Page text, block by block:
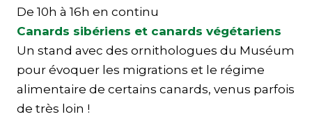
De 10h à 16h en continu
Canards sibériens et canards végétariens
Un stand avec des ornithologues du Muséum
pour évoquer les migrations et le régime
alimentaire de certains canards, venus parfois
de très loin !